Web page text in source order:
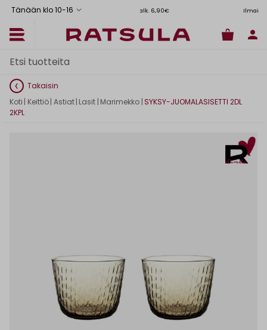
Tänään klo 10-16
Toimituskulut alk. 6,90€ Ilmainen toimitus Manner-
Takaisin
Koti | Keittiö| Astiat | Lasit | Marimekko | SYKSY-JUOMALASISETTI 2DL
2KPL